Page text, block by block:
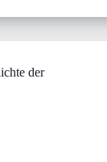
der